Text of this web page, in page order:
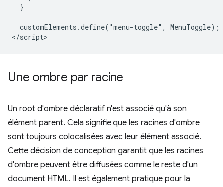
  }
  customElements.define("menu-toggle", MenuToggle);
Une ombre par racine
Un root d'ombre déclaratif n'est associé qu'à son
élément parent. Cela signifie que les racines d'ombre
sont toujours colocalisées avec leur élément associé.
Cette décision de conception garantit que les racines
d'ombre peuvent être diffusées comme le reste d'un
document HTML. Il est également pratique pour la